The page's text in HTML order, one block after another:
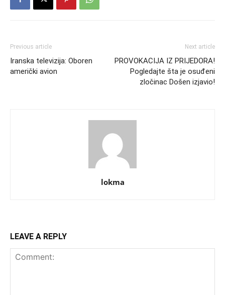
Previous article
Iranska televizija: Oboren
američki avion
Next article
PROVOKACIJA IZ PRIJEDORA!
Pogledajte šta je osuđeni
zločinac Došen izjavio!
lokma
LEAVE A REPLY